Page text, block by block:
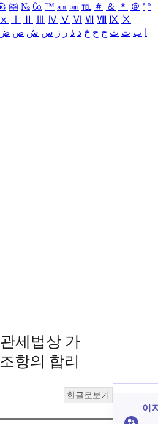
㈜ № ㏇ ™ ㏂ ㏘ ℡ ＃ ＆ ＊ ＠ ª º
ⅹ Ⅳ Ⅴ Ⅵ Ⅶ Ⅷ Ⅸ Ⅹ
ب ت ث ج ح خ د ذ ر ز س ش ص
세법상 가
항의 합리
한글로보기
이